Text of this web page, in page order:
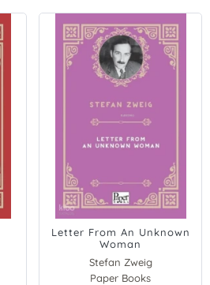
Letter From An Unknown
Woman
Stefan Zweig
Paper Books